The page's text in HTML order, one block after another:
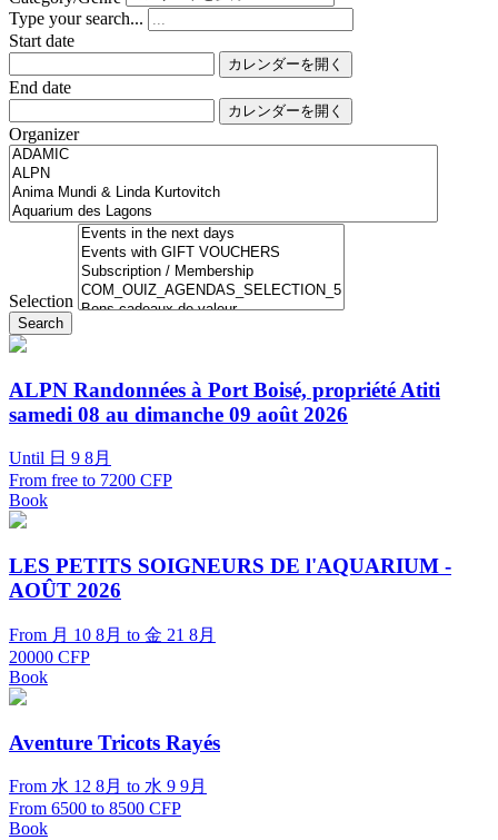
Type your search...
Start date
カレンダーを開く
End date
カレンダーを開く
Organizer
Selection
Search
ALPN Randonnées à Port Boisé, propriété Atiti
samedi 08 au dimanche 09 août 2026
Until 日 9 8月
From free to 7200 CFP
Book
LES PETITS SOIGNEURS DE l'AQUARIUM -
AOÛT 2026
From 月 10 8月 to 金 21 8月
20000 CFP
Book
Aventure Tricots Rayés
From 水 12 8月 to 水 9 9月
From 6500 to 8500 CFP
Book